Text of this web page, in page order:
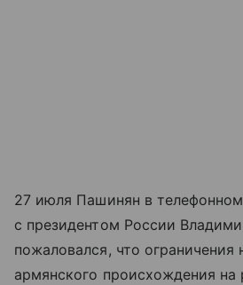
27 июля Пашинян в
с президентом России
пожаловался, что ограничения
армянского происхождения